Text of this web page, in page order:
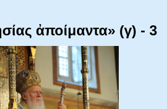
ἀποίμαντα» (γ) - 3